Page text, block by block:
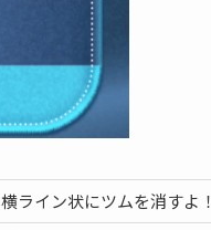
横ライン状にツムを消すよ！